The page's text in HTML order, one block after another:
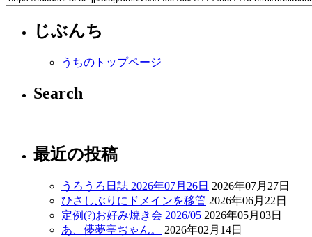
じぶんち
うちのトップページ
Search
最近の投稿
うろうろ日誌 2026年07月26日 2026年07月27日
ひさしぶりにドメインを移管 2026年06月22日
定例(?)お好み焼き会 2026/05 2026年05月03日
あ、儚夢亭ぢゃん。
2026年02月14日